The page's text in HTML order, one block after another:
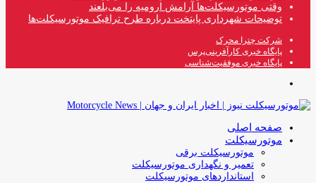
وقتی موتورسیکلت‌ها آرامش ارومیه را می‌بلعند
توضیحات شهرداری پایتخت درباره طرح ترافیک موتورسیکلت‌ها
شرکت چترا محرک
پایگاه خبری کارآفرینی‌پرس
پایگاه خبری موفقیت‌شناسی
صفحه اصلی
موتورسیکلت
موتورسیکلت برقی
تعمیر و نگهداری موتورسیکلت
استانداردهای موتورسیکلت